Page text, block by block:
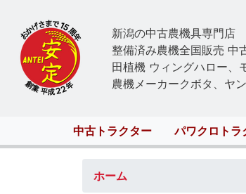
新潟の中古農機具専門店
整備済み農機全国販売 中
田植機 ウィングハロー、
農機メーカークボタ、ヤ
Main
navigation
中古トラクター パワクロトラ
ホーム